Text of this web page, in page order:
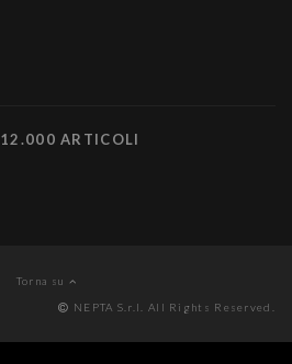
12.000 ARTICOLI
Torna su
NEPTA S.r.l. All Rights Reserved.